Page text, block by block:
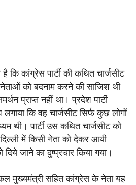
है कि कांग्रेस पार्टी की कथित चार्जसीट
को बदनाम करने की साजिश थी
प्राप्त नहीं था। प्रदेश पार्टी
कि वह चार्जसीट सिर्फ कुछ लोगों
थी। पार्टी उस कथित चार्जसीट को
में किसी नेता को देकर आयी
दिये जाने का दुष्प्रचार किया गया।
मुख्यमंत्री सहित कांग्रेस के नेता यह